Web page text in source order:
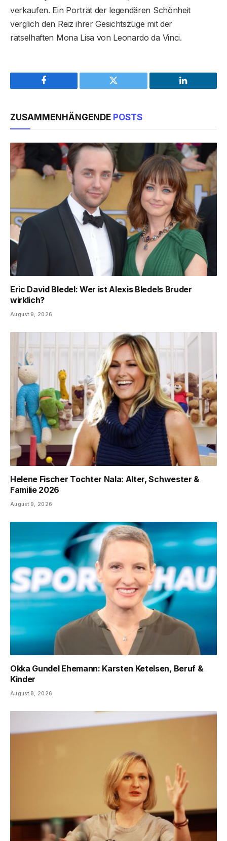
verkaufen. Ein Porträt der legendären Schönheit
verglich den Reiz ihrer Gesichtszüge mit der
rätselhaften Mona Lisa von Leonardo da Vinci.
Facebook Twitter LinkedIn
ZUSAMMENHÄNGENDE POSTS
Eric David Bledel: Wer ist Alexis Bledels Bruder
wirklich?
August 9, 2026
Helene Fischer Tochter Nala: Alter, Schwester &
Familie 2026
August 9, 2026
Okka Gundel Ehemann: Karsten Ketelsen, Beruf &
Kinder
August 8, 2026